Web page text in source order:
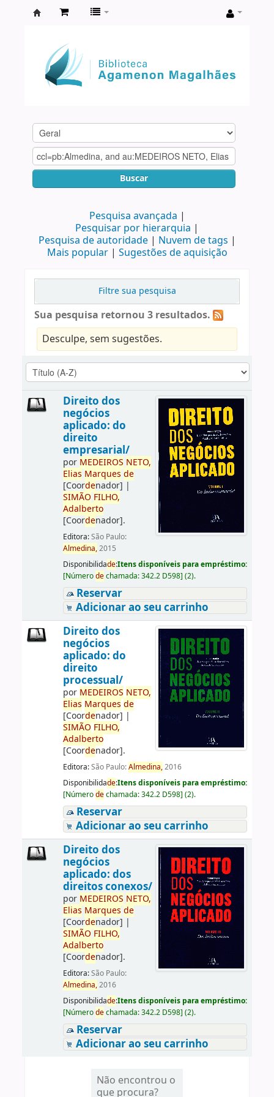
Agamenon
Magalhães
Buscar
Pesquisa avançada
Pesquisar por hierarquia
Pesquisa de autoridade
Nuvem de tags
Mais popular
Sugestões de aquisição
Filtre sua pesquisa
Sua pesquisa retornou 3 resultados.
Desculpe, sem sugestões.
Direito dos
negócios
aplicado: do
direito
empresarial/
por MEDEIROS NETO,
Elias Marques de
[Coordenador] |
SIMÃO FILHO,
Adalberto
[Coordenador].
Editora:São Paulo:
Almedina,2015
Disponibilidade:Itens disponíveis para empréstimo:
[Númerodechamada:342.2 D598] (2).
Reservar
Adicionar ao seu carrinho
Direito dos
negócios
aplicado: do
direito
processual/
por MEDEIROS NETO,
Elias Marques de
[Coordenador] |
SIMÃO FILHO,
Adalberto
[Coordenador].
Editora:São Paulo:Almedina,2016
Disponibilidade:Itens disponíveis para empréstimo:
[Númerodechamada:342.2 D598] (2).
Reservar
Adicionar ao seu carrinho
Direito dos
negócios
aplicado: dos
direitos conexos/
por MEDEIROS NETO,
Elias Marques de
[Coordenador] |
SIMÃO FILHO,
Adalberto
[Coordenador].
Editora:São Paulo:
Almedina,2016
Disponibilidade:Itens disponíveis para empréstimo:
[Númerodechamada:342.2 D598] (2).
Reservar
Adicionar ao seu carrinho
Não encontrou o
que procura?